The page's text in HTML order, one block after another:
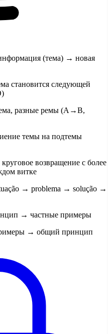
(тема) → новая
становится следующей
разные ремы (A→B,
темы на подтемы
круговое возвращение с более
витке
→ problema → solução →
→ частные примеры
→ общий принцип